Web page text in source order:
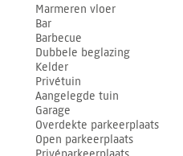
Marmeren vloer
Bar
Barbecue
Dubbele beglazing
Kelder
Privétuin
Aangelegde tuin
Garage
Overdekte parkeerplaats
Open parkeerplaats